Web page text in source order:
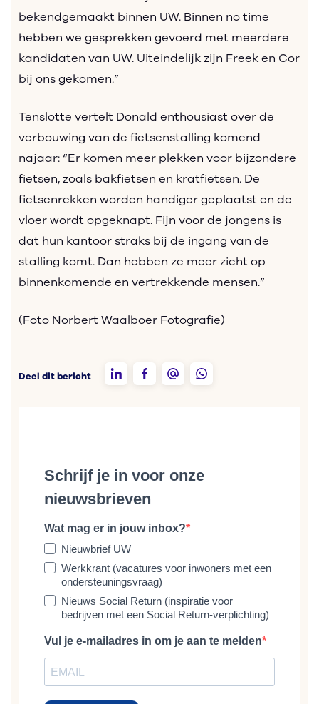
bekendgemaakt binnen UW. Binnen no time
hebben we gesprekken gevoerd met meerdere
kandidaten van UW. Uiteindelijk zijn Freek en Cor
bij ons gekomen.”
Tenslotte vertelt Donald enthousiast over de
verbouwing van de fietsenstalling komend
najaar: “Er komen meer plekken voor bijzondere
fietsen, zoals bakfietsen en kratfietsen. De
fietsenrekken worden handiger geplaatst en de
vloer wordt opgeknapt. Fijn voor de jongens is
dat hun kantoor straks bij de ingang van de
stalling komt. Dan hebben ze meer zicht op
binnenkomende en vertrekkende mensen.”
(Foto Norbert Waalboer Fotografie)
Deel dit bericht